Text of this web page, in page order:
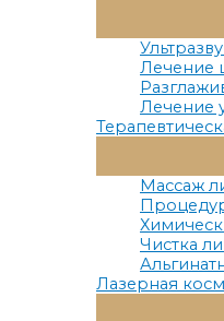
Лечение
Лечение
Массаж
Чистка
Лазерная